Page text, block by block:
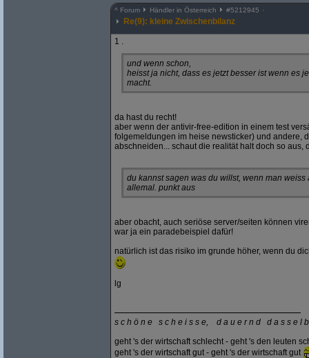
^ Forum Händler in Österreich #5212945
Re(9): kleine Zwischenbilanz
1 .
und wenn schon,
heisst ja nicht, dass es jetzt besser ist wenn es
macht.
da hast du recht!
aber wenn der antivir-free-edition in einem test
folgemeldungen im heise newsticker) und andere,
abschneiden... schaut die realität halt doch so
du kannst sagen was du willst, wenn man
allemal. punkt aus
aber obacht, auch seriöse server/seiten können
war ja ein paradebeispiel dafür!
natürlich ist das risiko im grunde höher, wenn du
lg
s c h ö n e s c h e i s s e, d a u e r n d d a s s e l
geht 's der wirtschaft schlecht - geht 's den leuten
geht 's der wirtschaft gut - geht 's der wirtschaft gut